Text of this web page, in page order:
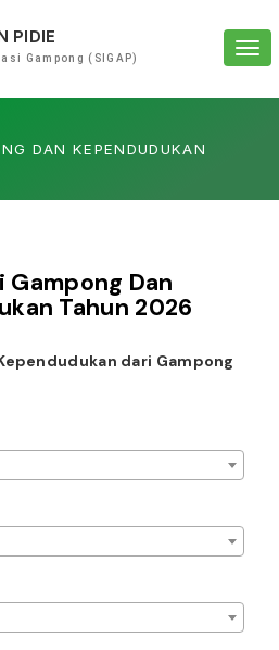
PIDIE
Gampong (SIGAP)
DAN KEPENDUDUKAN
Gampong Dan
Tahun 2026
dari Gampong